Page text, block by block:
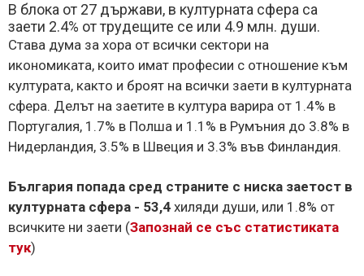
В блока от 27 държави, в културната сфера са
заети 2.4% от трудещите се или 4.9 млн. души.
Става дума за хора от всички сектори на
икономиката, които имат професии с отношение към
културата, както и броят на всички заети в културната
сфера. Делът на заетите в култура варира от 1.4% в
Португалия, 1.7% в Полша и 1.1% в Румъния до 3.8% в
Нидерландия, 3.5% в Швеция и 3.3% във Финландия.
България попада сред страните с ниска заетост в
културната сфера - 53,4 хиляди души, или 1.8% от
всичките ни заети (Запознай се със статистиката
тук)